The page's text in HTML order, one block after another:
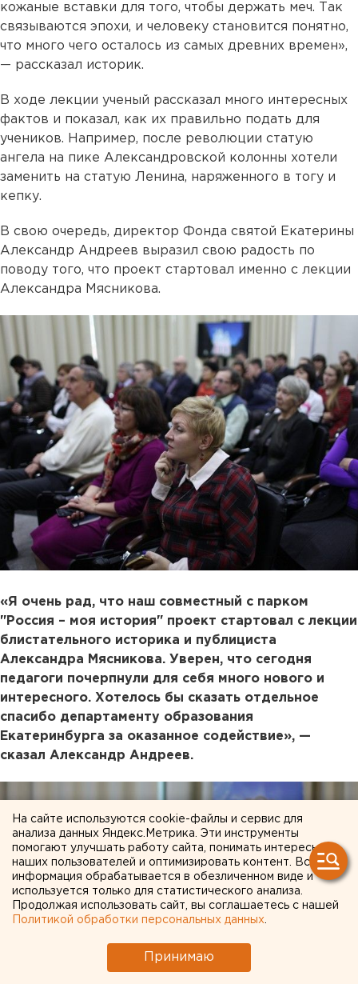
кожаные вставки для того, чтобы держать меч. Так
связываются эпохи, и человеку становится понятно,
что много чего осталось из самых древних времен»,
— рассказал историк.
В ходе лекции ученый рассказал много интересных
фактов и показал, как их правильно подать для
учеников. Например, после революции статую
ангела на пике Александровской колонны хотели
заменить на статую Ленина, наряженного в тогу и
кепку.
В свою очередь, директор Фонда святой Екатерины
Александр Андреев выразил свою радость по
поводу того, что проект стартовал именно с лекции
Александра Мясникова.
«Я очень рад, что наш совместный с парком
"Россия – моя история" проект стартовал с лекции
блистательного историка и публициста
Александра Мясникова. Уверен, что сегодня
педагоги почерпнули для себя много нового и
интересного. Хотелось бы сказать отдельное
спасибо департаменту образования
Екатеринбурга за оказанное содействие», —
сказал Александр Андреев.
На сайте используются cookie-файлы и сервис для
анализа данных Яндекс.Метрика. Эти инструменты
помогают улучшать работу сайта, понимать интересы
наших пользователей и оптимизировать контент. Вся
информация обрабатывается в обезличенном виде и
используется только для статистического анализа.
Продолжая использовать сайт, вы соглашаетесь с нашей
Политикой обработки персональных данных
Принимаю